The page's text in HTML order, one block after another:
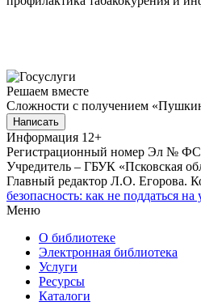
Решаем вместе
Сложности с получением
Написать
Информация 12+
Регистрационный номер Эл №
Учредитель – ГБУК «Псковская
Главный редактор Л.О. Егорова.
безопасность: как не поддаться
Меню
О библиотеке
Электронная библиотека
Услуги
Ресурсы
Каталоги